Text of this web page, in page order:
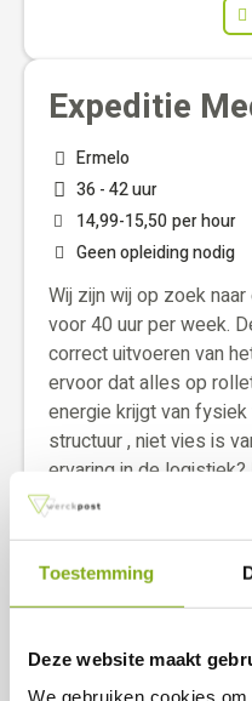
Toestemming
Deze website maakt
We gebruiken cookies
Expeditie
Ermelo
36 - 42 uur
14,99-15,50per hour
Geen opleiding nodig
Wij zijn wij op zoek
voor 40 uur per week.
correct uitvoeren van
ervoor dat alles op
energie krijgt van
structuur , niet vies is
ervaring in de
jou!